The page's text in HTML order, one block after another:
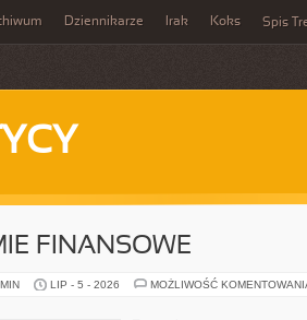
Dziennikarze Irak Koks Spis
FINANSOWE
LIP - 5 - 2026 MOŻLIWOŚĆ